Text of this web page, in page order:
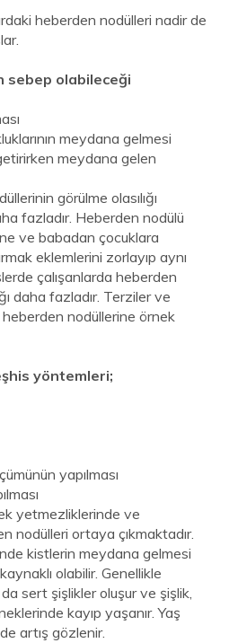
heberden nodülleri nadir de
sebep olabileceği
meydana gelmesi
meydana gelen
görülme olasılığı
fazladır. Heberden nodülü
ve babadan çocuklara
eklemlerini zorlayıp aynı
çalışanlarda heberden
daha fazladır. Terziler ve
nodüllerine örnek
yöntemleri;
yapılması
yetmezliklerinde ve
nodülleri ortaya çıkmaktadır.
kistlerin meydana gelmesi
olabilir. Genellikle
sert şişlikler oluşur ve şişlik,
kayıp yaşanır. Yaş
artış gözlenir.